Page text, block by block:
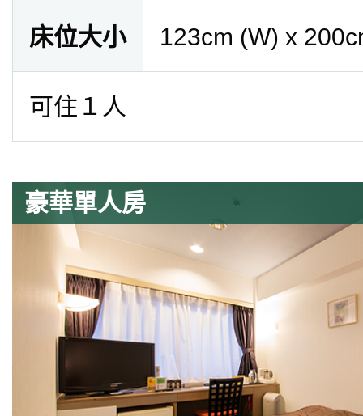
床位大小 123cm (W) x
可住１人
豪華單人房